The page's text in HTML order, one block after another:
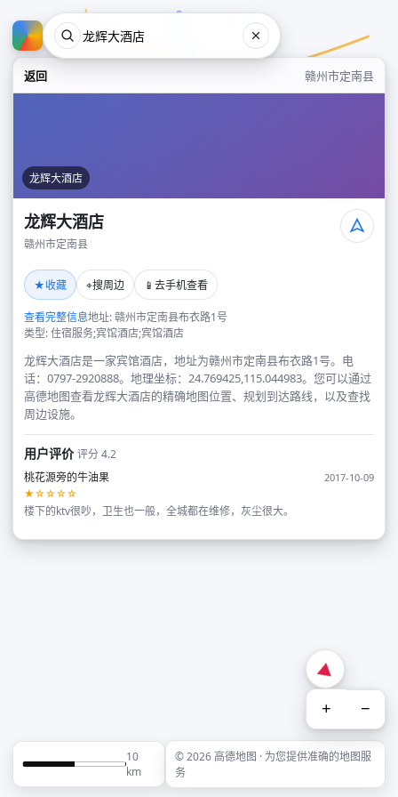
返回 赣州市定南县
龙辉大酒店
龙辉大酒店
赣州市定南县
★收藏 ⌖搜周边 📱 去手机查看
查看完整信息地址: 赣州市定南县布衣路1号
类型: 住宿服务;宾馆酒店;宾馆酒店
龙辉大酒店是一家宾馆酒店，地址为赣州市定南县布衣路1号。电
话：0797-2920888。地理坐标：24.769425,115.044983。您可以通过
高德地图查看龙辉大酒店的精确地图位置、规划到达路线，以及查找
周边设施。
用户评价评分 4.2
桃花源旁的牛油果
2017-10-09
★☆☆☆☆
楼下的ktv很吵，卫生也一般，全城都在维修，灰尘很大。
+ −
10
km
© 2026 高德地图 · 为您提供准确的地图服
务